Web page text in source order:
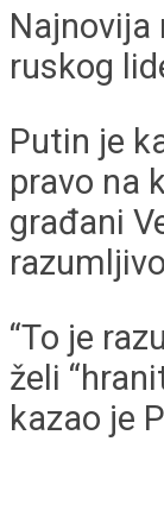
Najnovija
ruskog
Putin je
pravo na
građani
“To je
želi
kazao je